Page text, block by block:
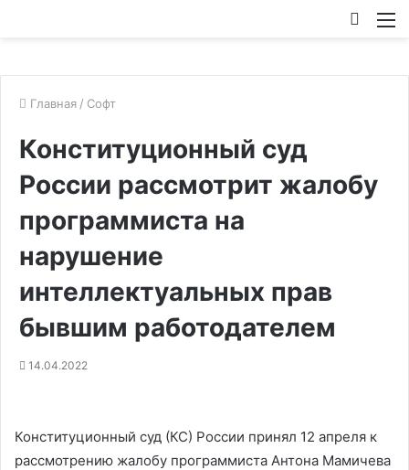
Главная / Софт
Конституционный суд
России рассмотрит жалобу
программиста на
нарушение
интеллектуальных прав
бывшим работодателем
14.04.2022
Конституционный суд (КС) России принял 12 апреля к
рассмотрению жалобу программиста Антона Мамичева